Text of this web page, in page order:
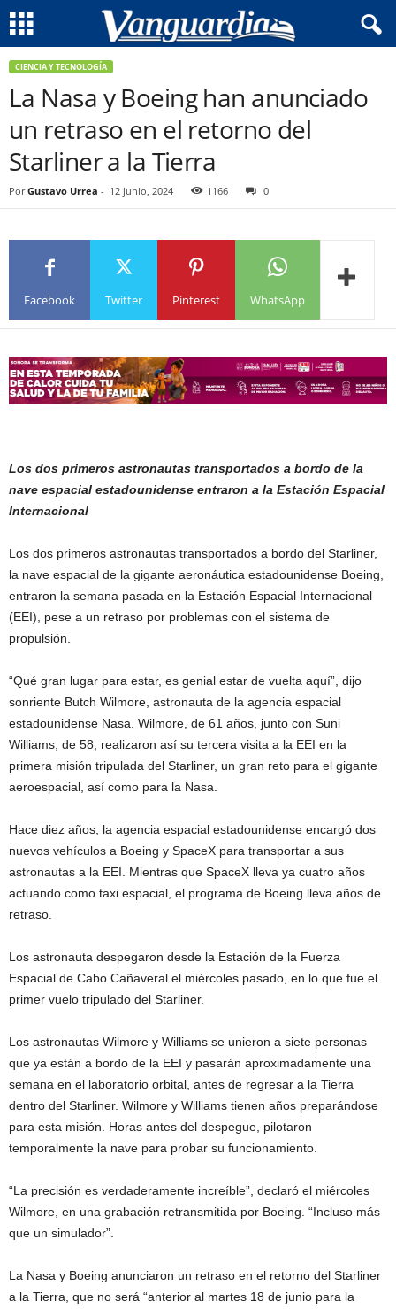
CIENCIA Y TECNOLOGÍA
La Nasa y Boeing han anunciado
un retraso en el retorno del
Starliner a la Tierra
Por Gustavo Urrea - 12 junio, 2024 1166 0
Facebook Twitter Pinterest WhatsApp
Los dos primeros astronautas transportados a bordo de la
nave espacial estadounidense entraron a la Estación Espacial
Internacional
Los dos primeros astronautas transportados a bordo del Starliner,
la nave espacial de la gigante aeronáutica estadounidense Boeing,
entraron la semana pasada en la Estación Espacial Internacional
(EEI), pese a un retraso por problemas con el sistema de
propulsión.
“Qué gran lugar para estar, es genial estar de vuelta aquí”, dijo
sonriente Butch Wilmore, astronauta de la agencia espacial
estadounidense Nasa. Wilmore, de 61 años, junto con Suni
Williams, de 58, realizaron así su tercera visita a la EEI en la
primera misión tripulada del Starliner, un gran reto para el gigante
aeroespacial, así como para la Nasa.
Hace diez años, la agencia espacial estadounidense encargó dos
nuevos vehículos a Boeing y SpaceX para transportar a sus
astronautas a la EEI. Mientras que SpaceX lleva ya cuatro años
actuando como taxi espacial, el programa de Boeing lleva años de
retraso.
​Los astronauta despegaron desde la Estación de la Fuerza
Espacial de Cabo Cañaveral el miércoles pasado, en lo que fue el
primer vuelo tripulado del Starliner.
​Los astronautas Wilmore y Williams se unieron a siete personas
que ya están a bordo de la EEI y pasarán aproximadamente una
semana en el laboratorio orbital, antes de regresar a la Tierra
dentro del Starliner. Wilmore y Williams tienen años preparándose
para esta misión. Horas antes del despegue, pilotaron
temporalmente la nave para probar su funcionamiento.
“La precisión es verdaderamente increíble”, declaró el miércoles
Wilmore, en una grabación retransmitida por Boeing. “Incluso más
que un simulador”.
​La Nasa y Boeing anunciaron un retraso en el retorno del Starliner
a la Tierra, que no será “anterior al martes 18 de junio para la